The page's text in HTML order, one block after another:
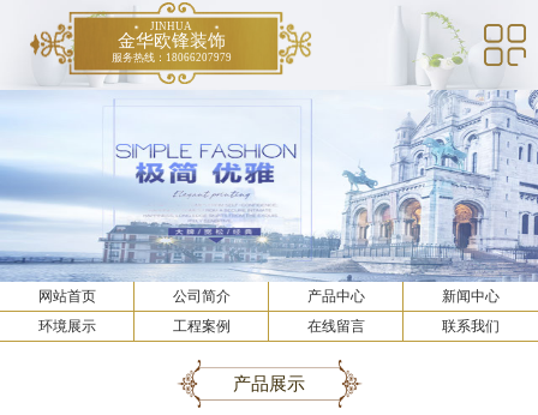
JINHUA
金华欧锋装饰
服务热线：18066207979
网站首页 公司简介 产品中心
新闻中心
环境展示
工程案例 在线留言 联系我们
产品展示